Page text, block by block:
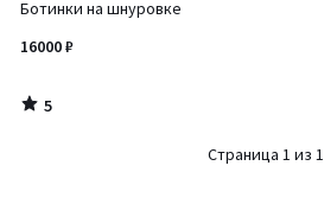
Ботинки на шнуровке
16000 ₽
/
5
/
Страница 1 из 1